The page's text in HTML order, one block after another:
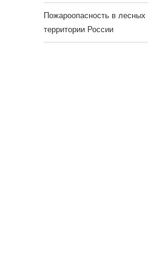
Пожароопасность в
территории России